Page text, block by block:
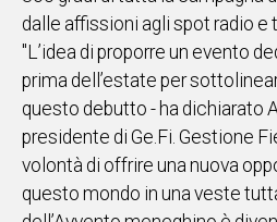
dalle affissioni agli spot radio e
"L’idea di proporre un evento
prima dell’estate per
questo debutto - ha dichiarato
presidente di Ge.Fi. Gestione
volontà di offrire una nuova
questo mondo in una veste